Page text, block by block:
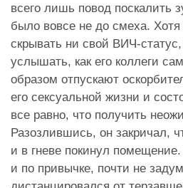
всего лишь повод поскалить
было вовсе не до смеха.
скрывать ни свой ВИЧ-
услышать, как его коллеги
образом отпускают
его сексуальной жизни и
все равно, что получить
Разозлившись, он закричал,
и в гневе покинул
и по привычке, почти не